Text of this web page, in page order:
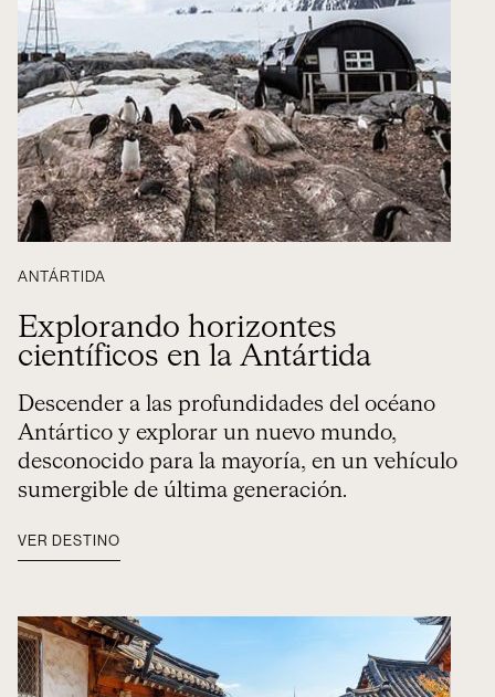
ANTÁRTIDA
Explorando horizontes
científicos en la Antártida
Descender a las profundidades del océano
Antártico y explorar un nuevo mundo,
desconocido para la mayoría, en un vehículo
sumergible de última generación.
VER DESTINO